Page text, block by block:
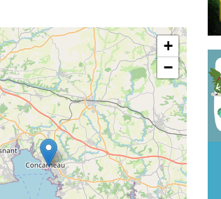
+
−